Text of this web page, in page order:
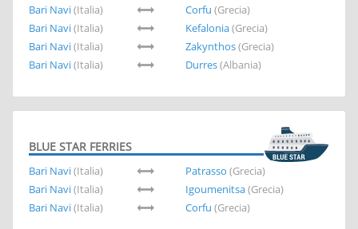
Bari Navi(Italia) Corfu (Grecia)
Bari Navi(Italia) Kefalonia(Grecia)
Bari Navi(Italia) Zakynthos(Grecia)
Bari Navi(Italia) Durres(Albania)
BLUE STAR FERRIES
Bari Navi(Italia) Patrasso (Grecia)
Bari Navi(Italia) Igoumenitsa(Grecia)
Bari Navi(Italia) Corfu (Grecia)